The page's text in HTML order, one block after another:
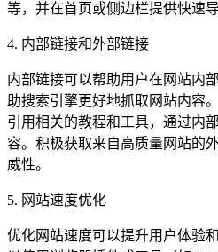
等，并在首页或侧边栏提供快速导
4. 内部链接和外部链接
内部链接可以帮助用户在网站内
助搜索引擎更好地抓取网站内容
引用相关的教程和工具，通过内
容。积极获取来自高质量网站的
威性。
5. 网站速度优化
优化网站速度可以提升用户体验